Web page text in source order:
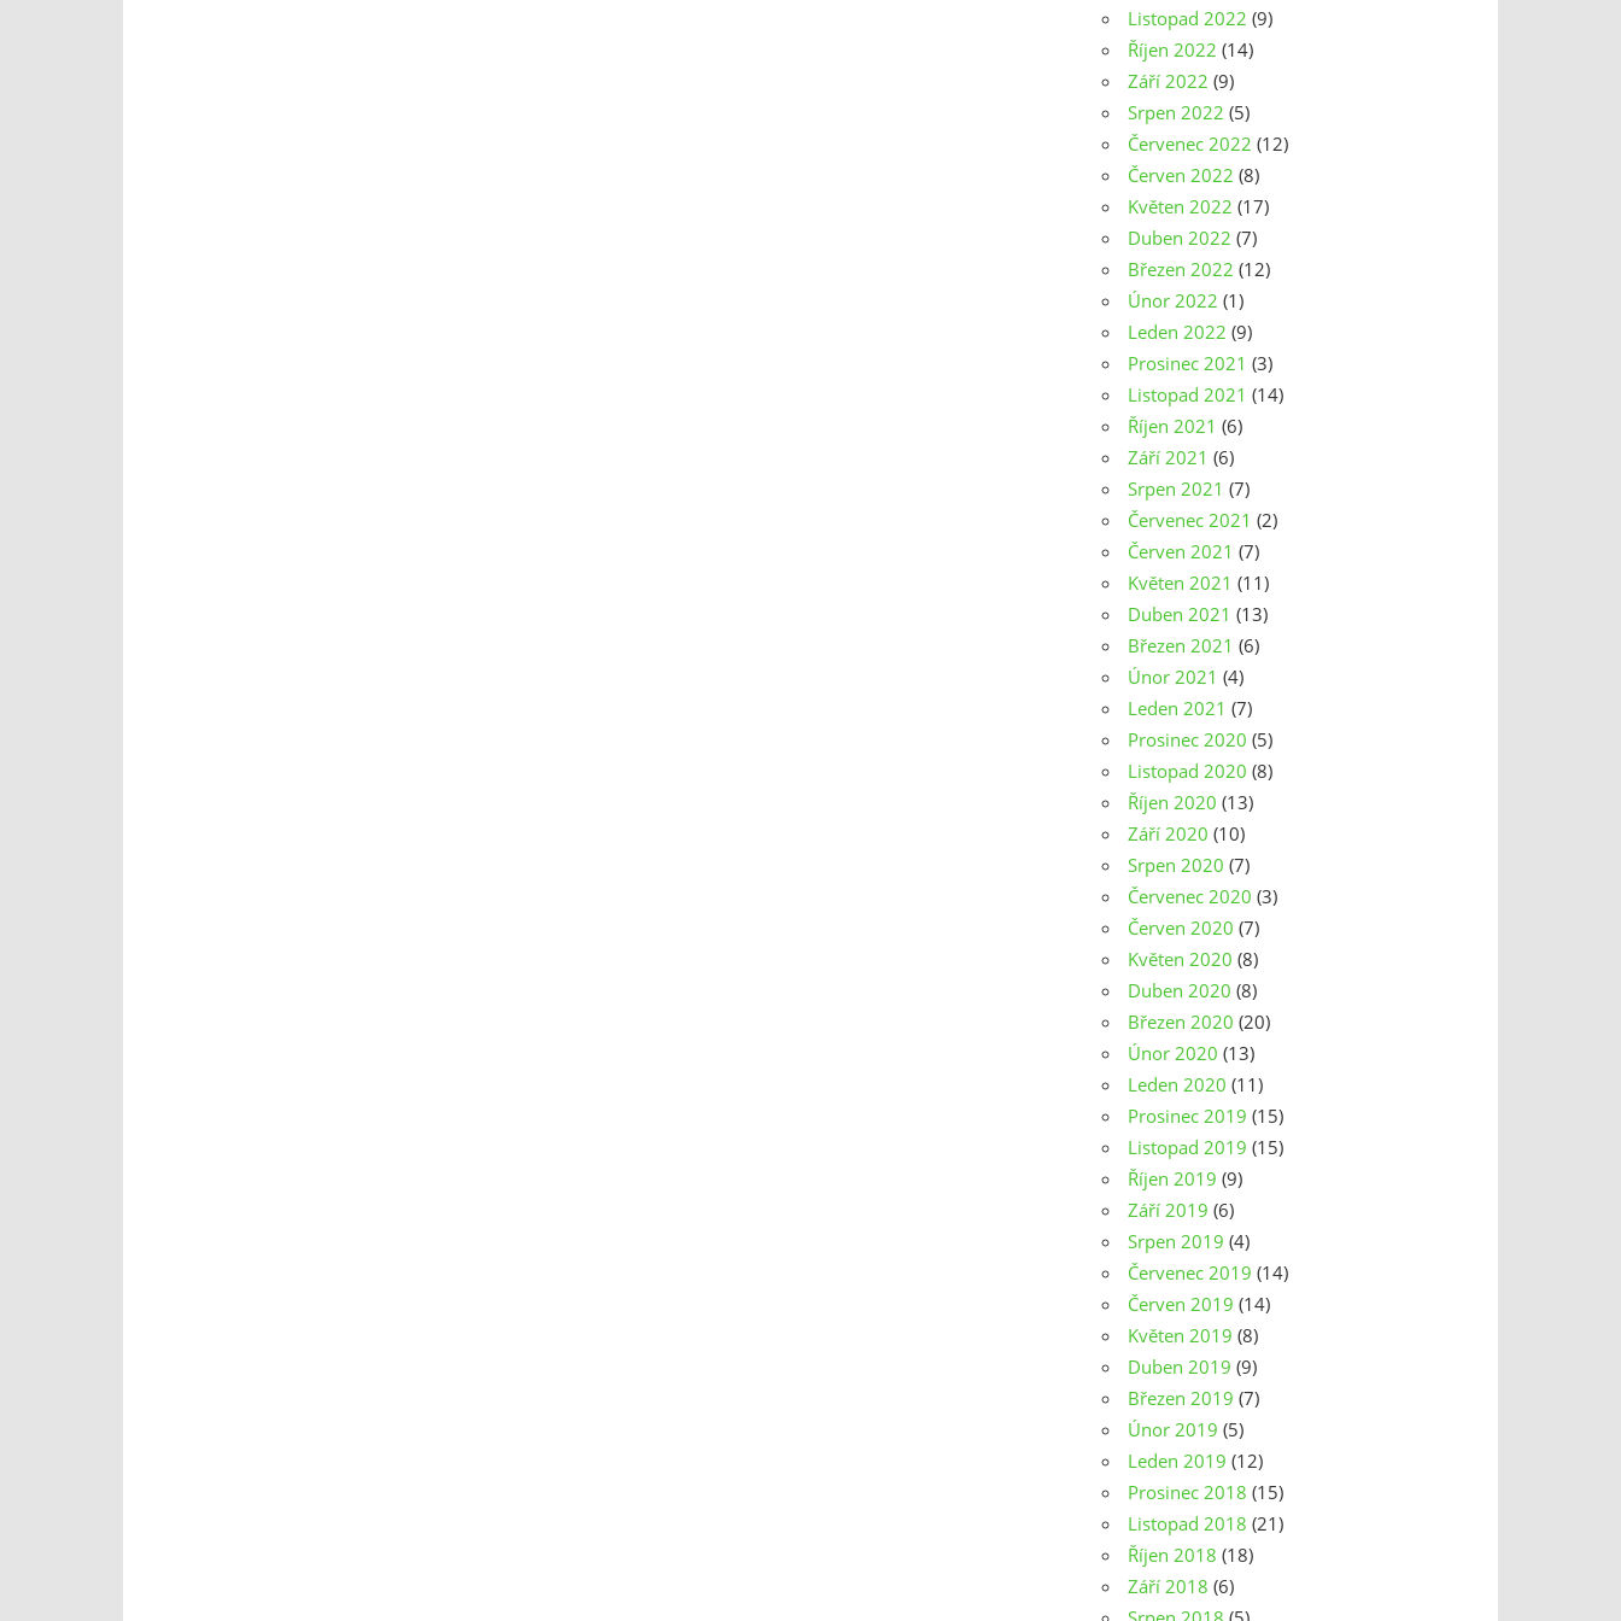
Listopad 2022 (9)
Říjen 2022 (14)
Září 2022 (9)
Srpen 2022 (5)
Červenec 2022 (12)
Červen 2022 (8)
Květen 2022 (17)
Duben 2022 (7)
Březen 2022 (12)
Únor 2022 (1)
Leden 2022 (9)
Prosinec 2021 (3)
Listopad 2021 (14)
Říjen 2021 (6)
Září 2021 (6)
Srpen 2021 (7)
Červenec 2021 (2)
Červen 2021 (7)
Květen 2021 (11)
Duben 2021 (13)
Březen 2021 (6)
Únor 2021 (4)
Leden 2021 (7)
Prosinec 2020 (5)
Listopad 2020 (8)
Říjen 2020 (13)
Září 2020 (10)
Srpen 2020 (7)
Červenec 2020 (3)
Červen 2020 (7)
Květen 2020 (8)
Duben 2020 (8)
Březen 2020 (20)
Únor 2020 (13)
Leden 2020 (11)
Prosinec 2019 (15)
Listopad 2019 (15)
Říjen 2019 (9)
Září 2019 (6)
Srpen 2019 (4)
Červenec 2019 (14)
Červen 2019 (14)
Květen 2019 (8)
Duben 2019 (9)
Březen 2019 (7)
Únor 2019 (5)
Leden 2019 (12)
Prosinec 2018 (15)
Listopad 2018 (21)
Říjen 2018 (18)
Září 2018 (6)